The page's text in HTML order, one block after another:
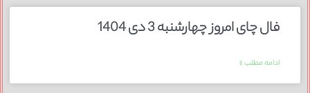
فال چای امروز چهارشنبه 3 دی 1404
ادامه مطلب »